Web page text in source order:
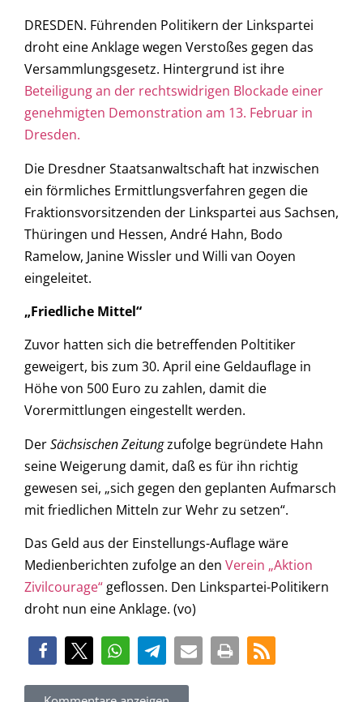
DRESDEN. Führenden Politikern der Linkspartei
droht eine Anklage wegen Verstoßes gegen das
Versammlungsgesetz. Hintergrund ist ihre
Beteiligung an der rechtswidrigen Blockade einer
genehmigten Demonstration am 13. Februar in
Dresden.
Die Dresdner Staatsanwaltschaft hat inzwischen
ein förmliches Ermittlungsverfahren gegen die
Fraktionsvorsitzenden der Linkspartei aus Sachsen,
Thüringen und Hessen, André Hahn, Bodo
Ramelow, Janine Wissler und Willi van Ooyen
eingeleitet.
„Friedliche Mittel“
Zuvor hatten sich die betreffenden Poltitiker
geweigert, bis zum 30. April eine Geldauflage in
Höhe von 500 Euro zu zahlen, damit die
Vorermittlungen eingestellt werden.
DerSächsischen Zeitungzufolge begründete Hahn
seine Weigerung damit, daß es für ihn richtig
gewesen sei, „sich gegen den geplanten Aufmarsch
mit friedlichen Mitteln zur Wehr zu setzen“.
Das Geld aus der Einstellungs-Auflage wäre
Medienberichten zufolge an den Verein „Aktion
Zivilcourage“ geflossen. Den Linkspartei-Politikern
droht nun eine Anklage. (vo)